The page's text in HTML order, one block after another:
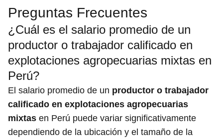
Preguntas Frecuentes
¿Cuál es el salario promedio de un
productor o trabajador calificado en
explotaciones agropecuarias mixtas en
Perú?
El salario promedio de un productor o trabajador
calificado en explotaciones agropecuarias
mixtas en Perú puede variar significativamente
dependiendo de la ubicación y el tamaño de la